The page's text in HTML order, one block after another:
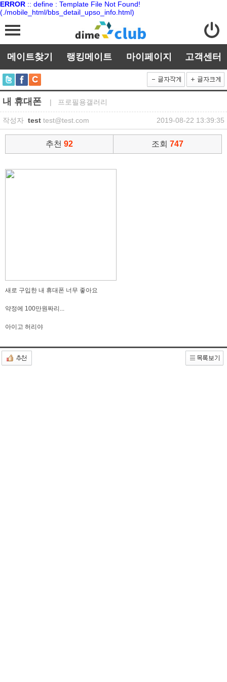
ERROR :: define : Template File Not Found!
(./mobile_html/bbs_detail_upso_info.html)
메이트찾기 랭킹메이트 마이페이지 고객센터
내 휴대폰 | 프로필용갤러리
작성자 test test@test.com 2019-08-22 13:39:35
추천 92 조회 747
새로 구입한 내 휴대폰 너무 좋아요
약정에 100만원짜리...
아이고 허리야